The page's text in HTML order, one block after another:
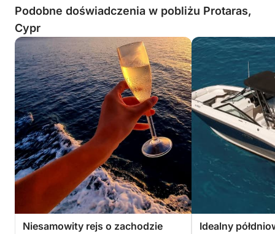
Podobne doświadczenia w pobliżu Protaras,
Cypr
Niesamowity rejs o zachodzie
Idealny